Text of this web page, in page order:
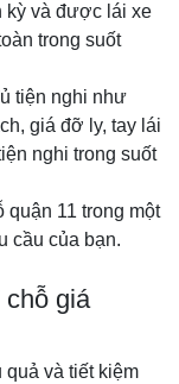
kỳ và được lái xe
trong suốt
tiện nghi như
giá đỡ ly, tay lái
nghi trong suốt
quận 11 trong một
cầu của bạn.
chỗ giá
quả và tiết kiệm